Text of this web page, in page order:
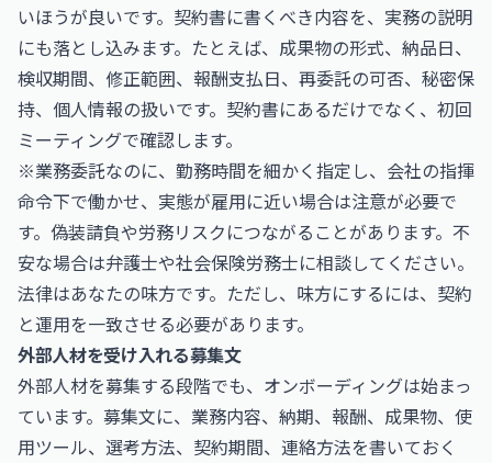
いほうが良いです。契約書に書くべき内容を、実務の説明
にも落とし込みます。たとえば、成果物の形式、納品日、
検収期間、修正範囲、報酬支払日、再委託の可否、秘密保
持、個人情報の扱いです。契約書にあるだけでなく、初回
ミーティングで確認します。
※業務委託なのに、勤務時間を細かく指定し、会社の指揮
命令下で働かせ、実態が雇用に近い場合は注意が必要で
す。偽装請負や労務リスクにつながることがあります。不
安な場合は弁護士や社会保険労務士に相談してください。
法律はあなたの味方です。ただし、味方にするには、契約
と運用を一致させる必要があります。
外部人材を受け入れる募集文
外部人材を募集する段階でも、オンボーディングは始まっ
ています。募集文に、業務内容、納期、報酬、成果物、使
用ツール、選考方法、契約期間、連絡方法を書いておく